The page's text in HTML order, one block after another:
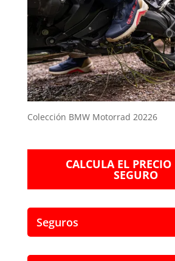
Colección BMW Motorrad 20226
CALCULA EL PRECIO
SEGURO
Seguros